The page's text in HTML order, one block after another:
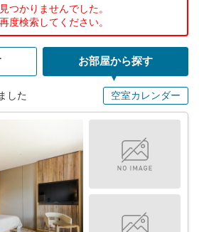
つかりませんでした。
度検索してください。
お部屋から探す
した 空室カレンダー